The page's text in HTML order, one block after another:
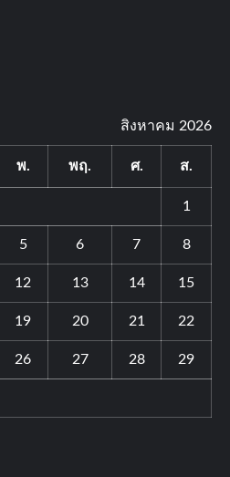
สิงหาคม 2026
พ. พฤ. ศ. ส.
1
5 6 7 8
12 13 14 15
19 20 21 22
26 27 28 29